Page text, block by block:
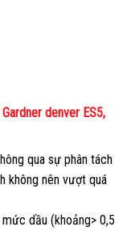
denver ES5,
qua sự phân tách
không nên vượt quá
dầu (khoảng> 0,5